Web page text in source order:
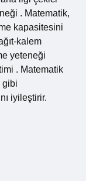
. Matematik,
kapasitesini
kalem
yeteneği
. Matematik
gibi
iyileştirir.